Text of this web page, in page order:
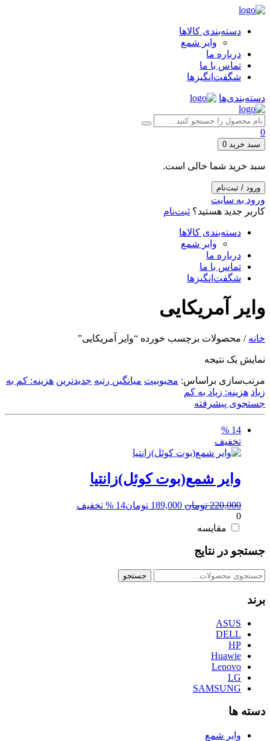
دسته‌بندی کالاها
وایر شمع
درباره ما
تماس با ما
شگفت‌انگیزها
دسته‌بندی‌ها
0
سبد خرید 0
سبد خرید شما خالی است.
ورود / ثبت‌نام
ورود به سایت
کاربر جدید هستید؟ ثبت‌نام
دسته‌بندی کالاها
وایر شمع
درباره ما
تماس با ما
شگفت‌انگیزها
وایر آمریکایی
خانه / محصولات برچسب خورده “وایر آمریکایی”
نمایش یک نتیجه
مرتب‌سازی براساس: محبوبیت میانگین رتبه جدیدترین هزینه: کم به
زیاد هزینه: زیاد به کم
جستجوی پیشرفته
14 %
تخفیف
وایر شمع(بوت کوئل)زانتیا
220,000 تومان قیمت
189,000 تومان14 % تخفیف
0
مقایسه
جستجو در نتایج
جستجو
جستجو
برند
ASUS
DELL
HP
Huawie
Lenovo
LG
SAMSUNG
دسته ها
وایر شمع